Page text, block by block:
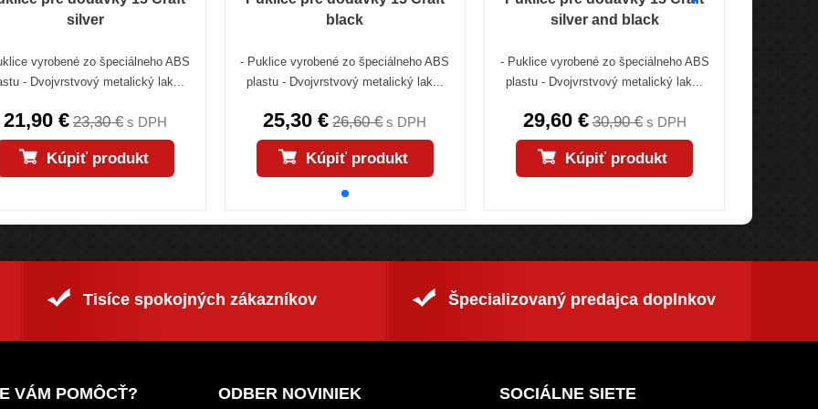
silver
vyrobené zo špeciálneho ABS
- Dvojvrstvový metalický lak...
21,90 € 23,30 € s DPH
Kúpiť produkt
black
- Puklice vyrobené zo špeciálneho ABS
plastu - Dvojvrstvový metalický lak...
25,30 € 26,60 €s DPH
Kúpiť produkt
silver and black
- Puklice vyrobené zo špeciálneho ABS
plastu - Dvojvrstvový metalický lak...
29,60 € 30,90 €s DPH
Kúpiť produkt
Tisíce spokojných zákazníkov Špecializovaný predajca doplnkov
VÁM POMÔCŤ? ODBER NOVINIEK SOCIÁLNE SIETE